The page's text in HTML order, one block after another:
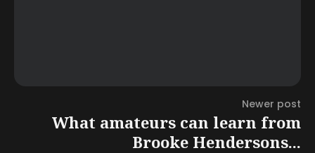
Newer post
What amateurs can learn from
Brooke Hendersons...